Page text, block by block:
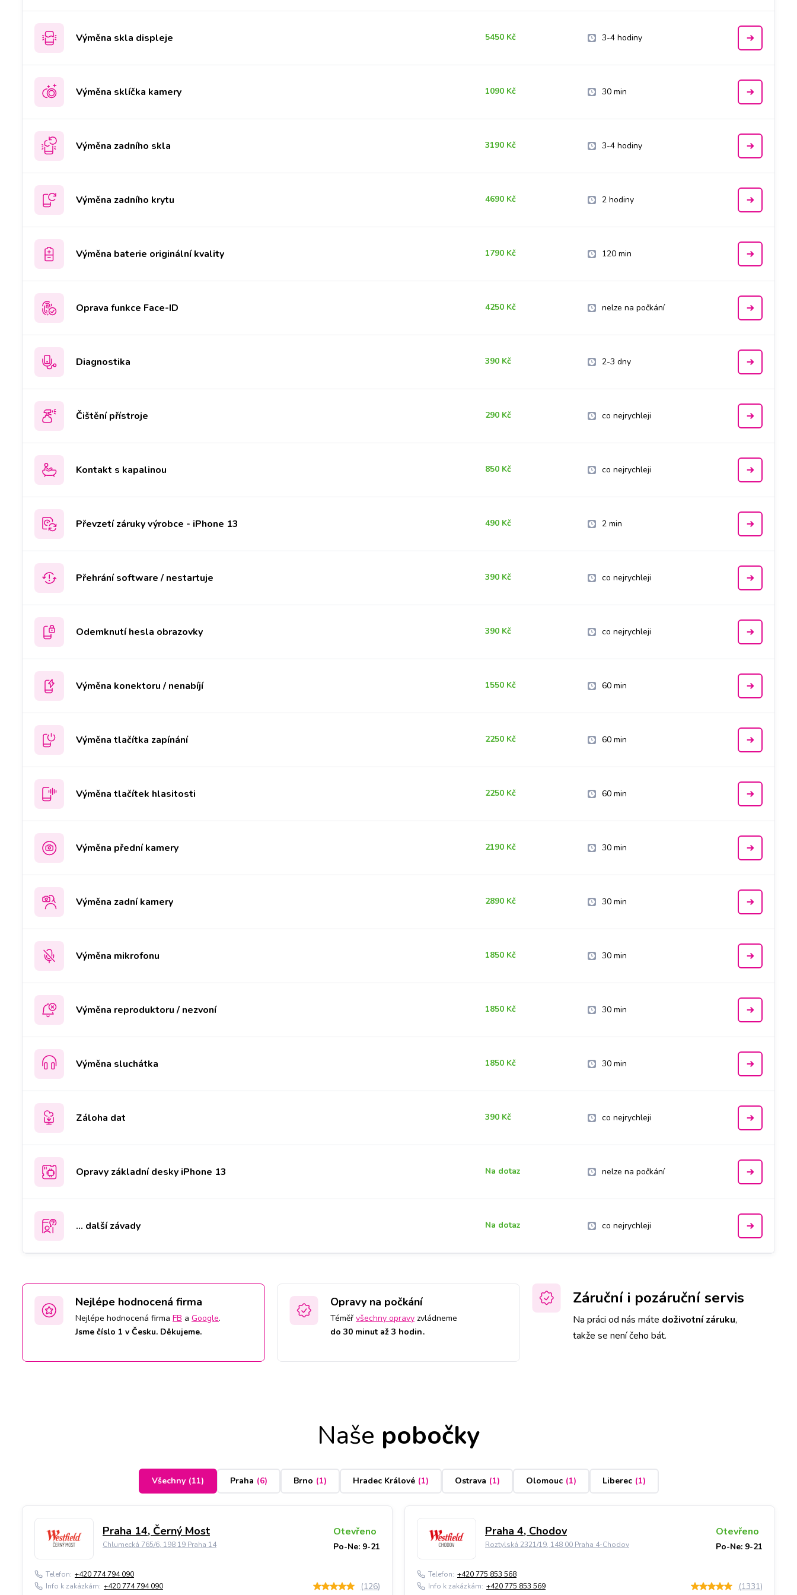
Výměna skla displeje 5450 Kč 3-4 hodiny
Výměna sklíčka kamery 1090 Kč 30 min
Výměna zadního skla 3190 Kč 3-4 hodiny
Výměna zadního krytu 4690 Kč 2 hodiny
Výměna baterie originální kvality 1790 Kč 120 min
Oprava funkce Face-ID 4250 Kč nelze na počkání
Diagnostika 390 Kč 2-3 dny
Čištění přístroje 290 Kč co nejrychleji
Kontakt s kapalinou 850 Kč co nejrychleji
Převzetí záruky výrobce - iPhone 13 490 Kč 2 min
Přehrání software / nestartuje 390 Kč co nejrychleji
Odemknutí hesla obrazovky 390 Kč co nejrychleji
Výměna konektoru / nenabíjí 1550 Kč 60 min
Výměna tlačítka zapínání 2250 Kč 60 min
Výměna tlačítek hlasitosti 2250 Kč 60 min
Výměna přední kamery 2190 Kč 30 min
Výměna zadní kamery 2890 Kč 30 min
Výměna mikrofonu 1850 Kč 30 min
Výměna reproduktoru / nezvoní 1850 Kč 30 min
Výměna sluchátka 1850 Kč 30 min
Záloha dat 390 Kč co nejrychleji
Opravy základní desky iPhone 13 Na dotaz nelze na počkání
... další závady Na dotaz co nejrychleji
Nejlépe hodnocená firma
Nejlépe hodnocená firma FB a Google.
Jsme číslo 1 v Česku. Děkujeme.
Opravy na počkání
Téměř všechny opravy zvládneme
do 30 minut až 3 hodin..
Záruční i pozáruční servis
Na práci od nás máte doživotní záruku,
takže se není čeho bát.
Naše pobočky
Všechny (11) Praha (6) Brno (1) Hradec Králové (1) Ostrava (1) Olomouc (1) Liberec (1)
Praha 14, Černý Most
Chlumecká 765/6, 198 19 Praha 14
Otevřeno
Po-Ne: 9-21
Telefon: +420 774 794 090
Info k zakázkám: +420 774 794 090 (126)
Praha 4, Chodov
Roztylská 2321/19, 148 00 Praha 4-Chodov
Otevřeno
Po-Ne: 9-21
Telefon: +420 775 853 568
Info k zakázkám: +420 775 853 569 (1331)